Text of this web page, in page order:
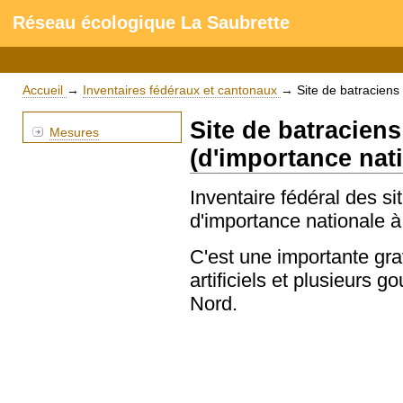
Réseau écologique La Saubrette
Accueil → Inventaires fédéraux et cantonaux → Site de
Mesures
Site de
(d'importance
Inventaire fédéral des
d'importance nationale
C'est une importante
artificiels et plusieurs
Nord.